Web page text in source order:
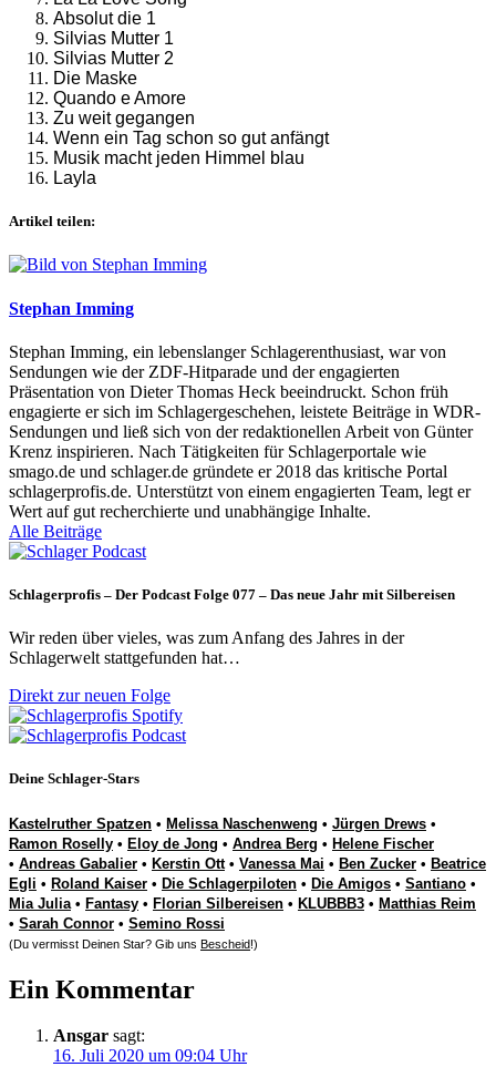
Absolut die 1
Silvias Mutter 1
Silvias Mutter 2
Die Maske
Quando e Amore
Zu weit gegangen
Wenn ein Tag schon so gut anfängt
Musik macht jeden Himmel blau
Layla
Artikel teilen:
Stephan Imming
Stephan Imming, ein lebenslanger Schlagerenthusiast, war von
Sendungen wie der ZDF-Hitparade und der engagierten
Präsentation von Dieter Thomas Heck beeindruckt. Schon früh
engagierte er sich im Schlagergeschehen, leistete Beiträge in WDR-
Sendungen und ließ sich von der redaktionellen Arbeit von Günter
Krenz inspirieren. Nach Tätigkeiten für Schlagerportale wie
smago.de und schlager.de gründete er 2018 das kritische Portal
schlagerprofis.de. Unterstützt von einem engagierten Team, legt er
Wert auf gut recherchierte und unabhängige Inhalte.
Alle Beiträge
Schlagerprofis – Der Podcast Folge 077 – Das neue Jahr mit Silbereisen
Wir reden über vieles, was zum Anfang des Jahres in der
Schlagerwelt stattgefunden hat…
Direkt zur neuen Folge
Deine Schlager-Stars
Kastelruther Spatzen • Melissa Naschenweng • Jürgen Drews •
Ramon Roselly • Eloy de Jong • Andrea Berg • Helene Fischer
• Andreas Gabalier • Kerstin Ott• Vanessa Mai • Ben Zucker • Beatrice
Egli • Roland Kaiser • Die Schlagerpiloten • Die Amigos • Santiano •
Mia Julia • Fantasy • Florian Silbereisen • KLUBBB3 • Matthias Reim
• Sarah Connor • Semino Rossi
(Du vermisst Deinen Star? Gib uns Bescheid!)
Ein Kommentar
Ansgar sagt:
16. Juli 2020 um 09:04 Uhr